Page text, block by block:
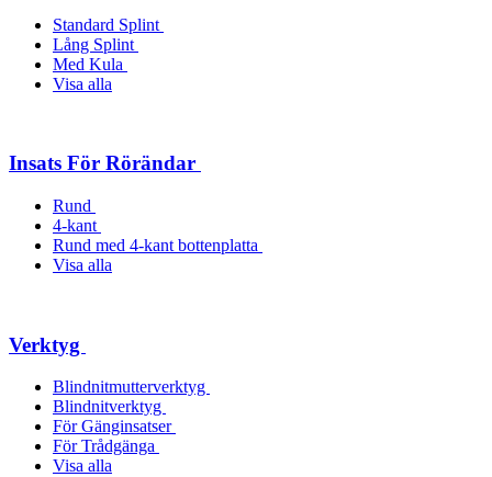
Standard Splint
Lång Splint
Med Kula
Visa alla
Insats För Rörändar
Rund
4-kant
Rund med 4-kant bottenplatta
Visa alla
Verktyg
Blindnitmutterverktyg
Blindnitverktyg
För Gänginsatser
För Trådgänga
Visa alla